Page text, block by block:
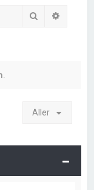
Rechercher
Aller